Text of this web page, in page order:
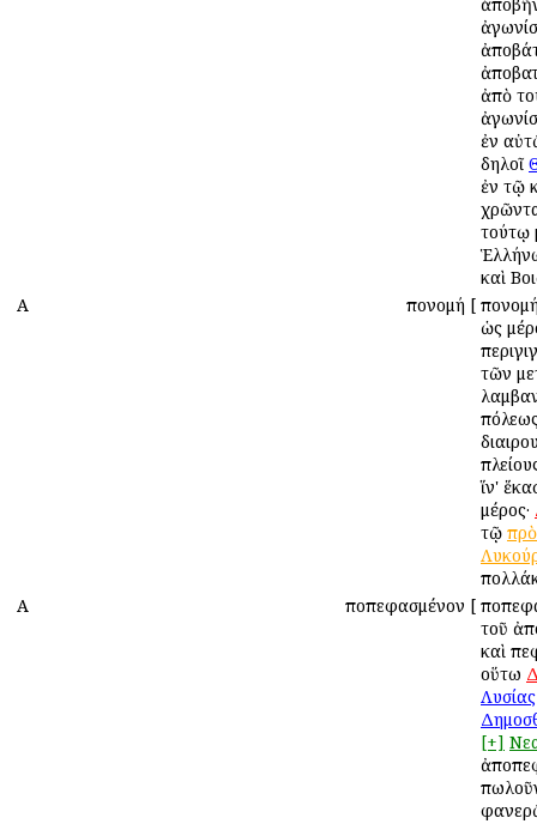
ἀπὸ
ἐν
δηλοῖ
ἐν τῷ
τούτῳ
καὶ
Α
Ἀπονομή [
ὡς
τῶν
ἵν'
μέρος·
τῷ
Α
Ἀποπεφασμένον [
τοῦ
καὶ
οὕτω
Λυσίας
[+]